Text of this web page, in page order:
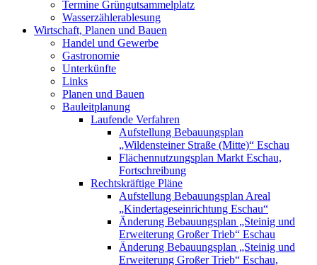
Termine Grüngutsammelplatz
Wasserzählerablesung
Wirtschaft, Planen und Bauen
Handel und Gewerbe
Gastronomie
Unterkünfte
Links
Planen und Bauen
Bauleitplanung
Laufende Verfahren
Aufstellung Bebauungsplan
„Wildensteiner Straße (Mitte)“ Eschau
Flächennutzungsplan Markt Eschau,
Fortschreibung
Rechtskräftige Pläne
Aufstellung Bebauungsplan Areal
„Kindertageseinrichtung Eschau“
Änderung Bebauungsplan „Steinig und
Erweiterung Großer Trieb“ Eschau
Änderung Bebauungsplan „Steinig und
Erweiterung Großer Trieb“ Eschau,